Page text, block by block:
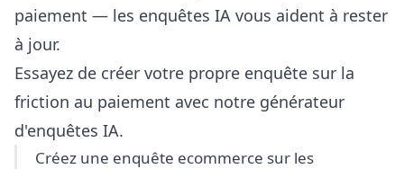
paiement — les enquêtes IA vous aident à rester
à jour.
Essayez de créer votre propre enquête sur la
friction au paiement avec notre générateur
d'enquêtes IA.
Créez une enquête ecommerce sur les